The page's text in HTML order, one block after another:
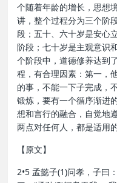
个随着年龄的增长，思想
讲，整个过程分为三个阶
段；五十、六十岁是安心
阶段；七十岁是主观意识
个阶段中，道德修养达到
程，有合理因素：第一，
的事，不能一下子完成，
锻炼，要有一个循序渐进
想和言行的融合，自觉地
两点对任何人，都是适用的
【原文】
2•5 孟懿子(1)问孝，子曰